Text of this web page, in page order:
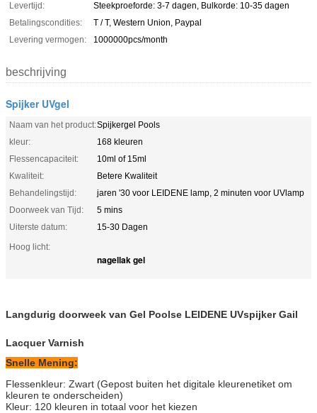
Levertijd:
Steekproeforde: 3-7 dagen, Bulkorde: 10-35 dagen
Betalingscondities:
T / T, Western Union, Paypal
Levering vermogen:
1000000pcs/month
beschrijving
Spijker UVgel
Naam van het product:Spijkergel Pools
kleur:
168 kleuren
Flessencapaciteit:
10ml of 15ml
Kwaliteit:
Betere Kwaliteit
Behandelingstijd:
jaren '30 voor LEIDENE lamp, 2 minuten voor UVlamp
Doorweek van Tijd:
5 mins
Uiterste datum:
15-30 Dagen
Hoog licht:
nagellak gel
Langdurig doorweek van Gel Poolse LEIDENE UVspijker Gail
Lacquer Varnish
Snelle Mening:
Flessenkleur: Zwart (Gepost buiten het digitale kleurenetiket om
kleuren te onderscheiden)
Kleur: 120 kleuren in totaal voor het kiezen